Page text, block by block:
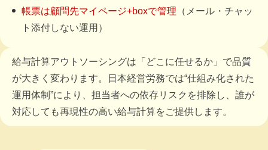
帳票は顧問先マイページ+boxで管理 （メール・チャッ
ト添付しない運用）
給与計算アウトソーシングは「どこに任せるか」で品質
が大きく変わります。
日本経営労務では“仕組み化された
運用体制”により、 担当者への依存リスクを排除し、誰が
対応しても再現性の高い給与計算をご提供します。